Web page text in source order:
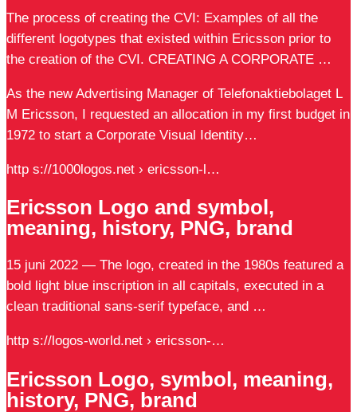
The process of creating the CVI: Examples of all the
different logotypes that existed within Ericsson prior to
the creation of the CVI. CREATING A CORPORATE …
As the new Advertising Manager of Telefonaktiebolaget L
M Ericsson, I requested an allocation in my first budget in
1972 to start a Corporate Visual Identity…
http s://1000logos.net › ericsson-l…
Ericsson Logo and symbol,
meaning, history, PNG, brand
15 juni 2022 — The logo, created in the 1980s featured a
bold light blue inscription in all capitals, executed in a
clean traditional sans-serif typeface, and …
http s://logos-world.net › ericsson-…
Ericsson Logo, symbol, meaning,
history, PNG, brand